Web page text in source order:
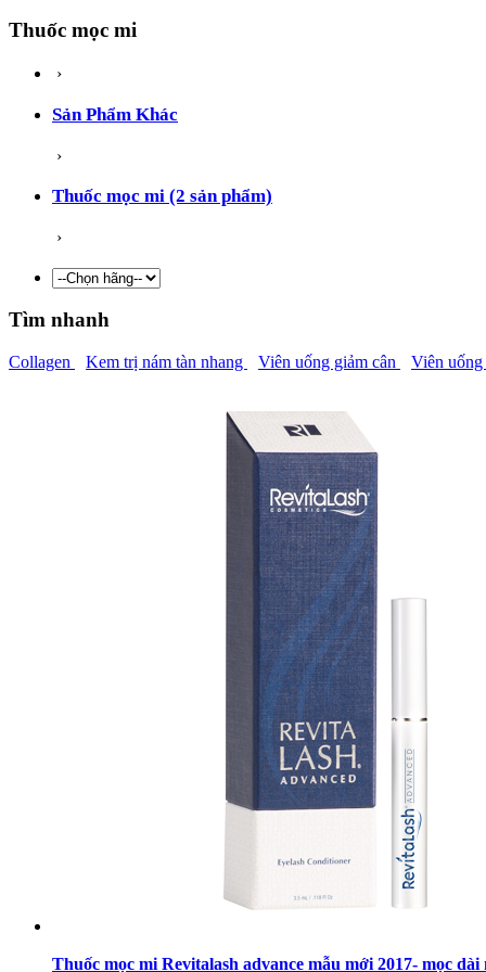
Thuốc mọc mi
›
Sản Phẩm Khác
›
Thuốc mọc mi (2 sản phẩm)
›
Tìm nhanh
Collagen Kem trị nám tàn nhang Viên uống giảm cân Viên
Thuốc mọc mi Revitalash advance mẫu mới 2017- mọc dài